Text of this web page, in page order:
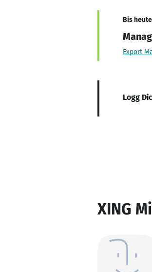
Bis heute
Export
Logg
XING